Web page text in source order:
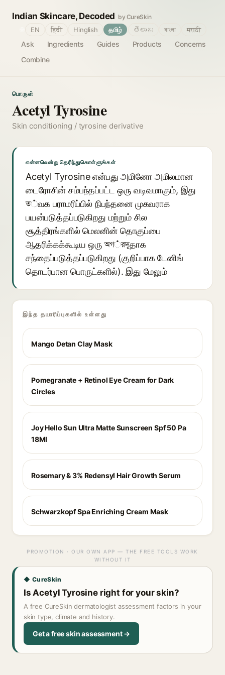
Indian Skincare, Decoded by CureSkin
Ask Ingredients Guides Products
Concerns
Combine
EN हिंदी Hinglish தமிழ் తెలుగు বাংলা मराठी
பொருள்
Acetyl Tyrosine
Skin conditioning / tyrosine derivative
என்னவென்று தெரிந்துகொள்ளுங்கள்
Acetyl Tyrosine என்பது அமினோ அமிலமான
டைரோசின் சம்பந்தப்பட்ட ஒரு வடிவமாகும், இது
ত்வக பராமரிப்பில் நிபந்தனை முகவராக
பயன்படுத்தப்படுகிறது மற்றும் சில
சூத்திரங்களில் மெலனின் தொகுப்பை
ஆதரிக்கக்கூடிய ஒரு অগ்রদূதாக
சந்தைப்படுத்தப்படுகிறது (குறிப்பாக டேனிங்
தொடர்பான பொருட்களில்). இது மேலும்
இந்த தயாரிப்புகளில் உள்ளது
Mango Detan Clay Mask
Pomegranate + Retinol Eye Cream for Dark
Circles
Joy Hello Sun Ultra Matte Sunscreen Spf 50 Pa
18Ml
Rosemary & 3% Redensyl Hair Growth Serum
Schwarzkopf Spa Enriching Cream Mask
PROMOTION · OUR OWN APP — THE FREE TOOLS WORK
WITHOUT IT
◆ CureSkin
Is Acetyl Tyrosine right for your skin?
A free CureSkin dermatologist assessment factors in your
skin type, climate and history.
Get a free skin assessment →